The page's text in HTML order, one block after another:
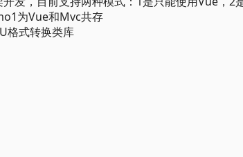
为Vue和Mvc共存
格式转换类库